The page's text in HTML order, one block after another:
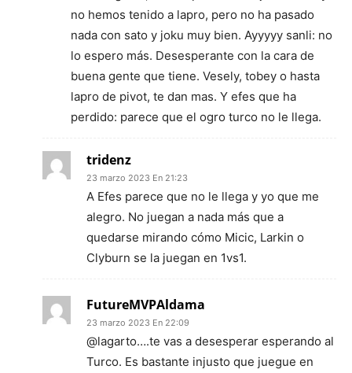
no hemos tenido a lapro, pero no ha pasado
nada con sato y joku muy bien. Ayyyyy sanli: no
lo espero más. Desesperante con la cara de
buena gente que tiene. Vesely, tobey o hasta
lapro de pivot, te dan mas. Y efes que ha
perdido: parece que el ogro turco no le llega.
tridenz
23 marzo 2023 En 21:23
A Efes parece que no le llega y yo que me
alegro. No juegan a nada más que a
quedarse mirando cómo Micic, Larkin o
Clyburn se la juegan en 1vs1.
FutureMVPAldama
23 marzo 2023 En 22:09
@lagarto….te vas a desesperar esperando al
Turco. Es bastante injusto que juegue en